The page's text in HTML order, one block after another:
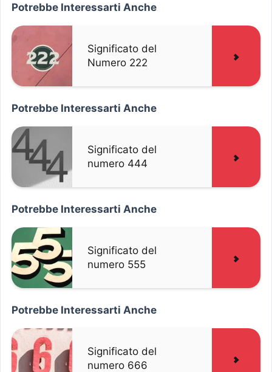
Potrebbe Interessarti Anche
Significato del
Numero 222
Potrebbe Interessarti Anche
Significato del
numero 444
Potrebbe Interessarti Anche
Significato del
numero 555
Potrebbe Interessarti Anche
Significato del
numero 666